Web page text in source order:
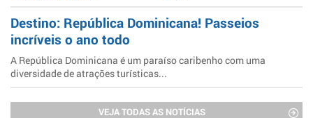
Destino: República Dominicana! Passeios
incríveis o ano todo
A República Dominicana é um paraíso caribenho com uma
diversidade de atrações turísticas...
VEJA TODAS AS NOTÍCIAS